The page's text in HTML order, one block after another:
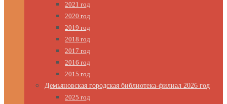
2021 год
2020 год
2019 год
2018 год
2017 год
2016 год
2015 год
Демьяновская городская библиотека-филиал 2026 год
2025 год